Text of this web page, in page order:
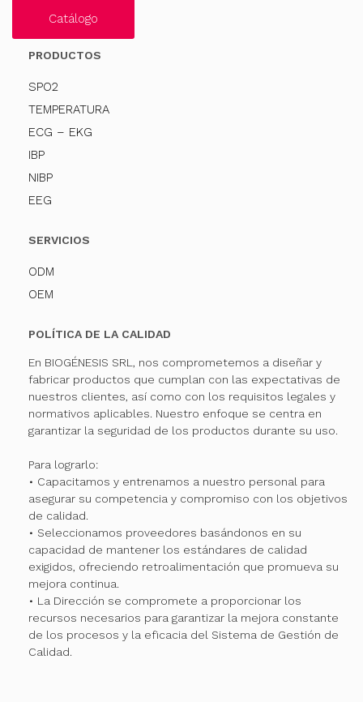
Catálogo
PRODUCTOS
SPO2
TEMPERATURA
ECG – EKG
IBP
NIBP
EEG
SERVICIOS
ODM
OEM
POLÍTICA DE LA CALIDAD
En BIOGÉNESIS SRL, nos comprometemos a diseñar y
fabricar productos que cumplan con las expectativas de
nuestros clientes, así como con los requisitos legales y
normativos aplicables. Nuestro enfoque se centra en
garantizar la seguridad de los productos durante su uso.
Para lograrlo:
• Capacitamos y entrenamos a nuestro personal para
asegurar su competencia y compromiso con los objetivos
de calidad.
• Seleccionamos proveedores basándonos en su
capacidad de mantener los estándares de calidad
exigidos, ofreciendo retroalimentación que promueva su
mejora continua.
• La Dirección se compromete a proporcionar los
recursos necesarios para garantizar la mejora constante
de los procesos y la eficacia del Sistema de Gestión de
Calidad.